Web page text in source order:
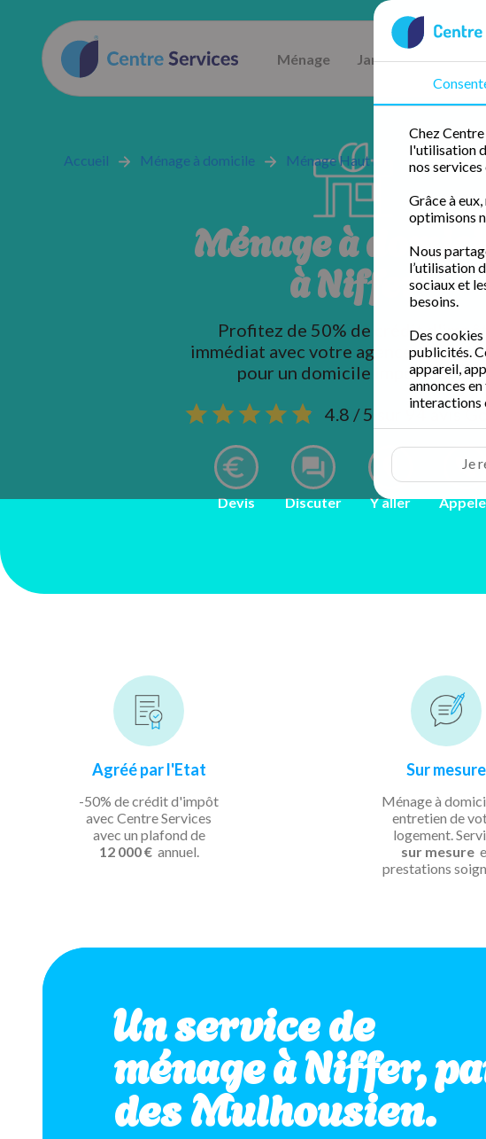
Ménage Jardinage
Chez
l'utilisation
nos
Grâce à
optimisons
Nous
l’utilisation
sociaux et
besoins.
Des
publicités.
appareil,
annonces
interactions
Je
Accueil Ménage à domicile Ménage Haut rhin Ménage
Ménage à
à Niffer
Profitez de 50% de crédit
immédiat avec votre agence de
pour un domicile impeccable.
4.8 / 5 sur 94 avis
Devis Discuter Y aller
Agréé par l'Etat
-50% de crédit d'impôt
avec Centre Services
avec un plafond de
12 000 € annuel.
Sur mesure
Ménage à
entretien de
logement.
sur mesure
prestations
Un service de
ménage à Niffer,
des Mulhousien.